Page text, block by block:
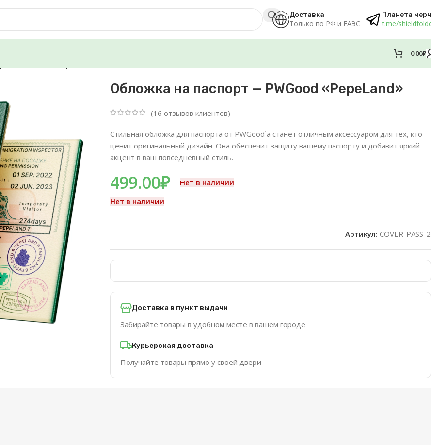
Доставка
Только по РФ и ЕАЭС
Планета
t.me/
0.00₽
Обложка на паспорт — PWGood «PepeLand»
(16 отзывов клиентов)
Стильная обложка для паспорта от PWGood`a станет отличным аксессуаром для тех, кто
ценит оригинальный дизайн. Она обеспечит защиту вашему паспорту и добавит яркий
акцент в ваш повседневный стиль.
499.00₽
Нет в наличии
Нет в наличии
Артикул: COVER-PASS-2
Доставка в пункт выдачи
Забирайте товары в удобном месте в вашем городе
Курьерская доставка
Получайте товары прямо у своей двери